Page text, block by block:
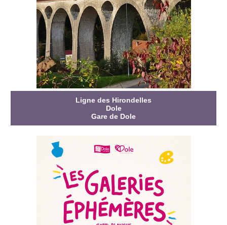
Ligne des Hirondelles
Dole
Gare de Dole